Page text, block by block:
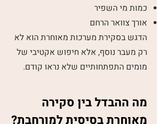
כמות מי השפיר
אורך צוואר הרחם
הדגש בסקירת מערכות מאוחרת הוא לא
רק מעבר נוסף, אלא חיפוש אקטיבי של
מומים התפתחותיים שלא נראו קודם.
מה ההבדל בין סקירה
מאוחרת בסיסית למורחבת?